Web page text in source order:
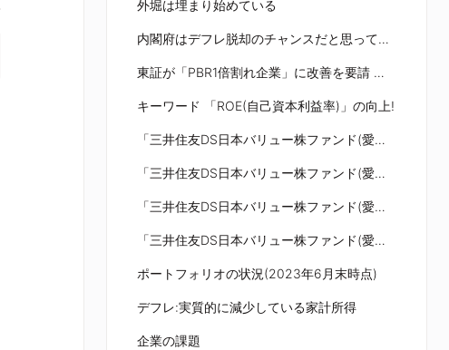
外堀は埋まり始めている
内閣府はデフレ脱却のチャンスだと思っている
東証が「PBR1倍割れ企業」に改善を要請 資本コストや株価を意識した経営を!
キーワード 「ROE(自己資本利益率)」の向上!
「三井住友DS日本バリュー株ファンド(愛称:黒潮)」のポイント
「三井住友DS日本バリュー株ファンド(愛称:黒潮)」 適正PBR評価モデル
「三井住友DS日本バリュー株ファンド(愛称:黒潮)」 組入銘柄のご紹介
「三井住友DS日本バリュー株ファンド(愛称:黒潮)」ポートフォリオの特性値
ポートフォリオの状況(2023年6月末時点)
デフレ:実質的に減少している家計所得
企業の課題